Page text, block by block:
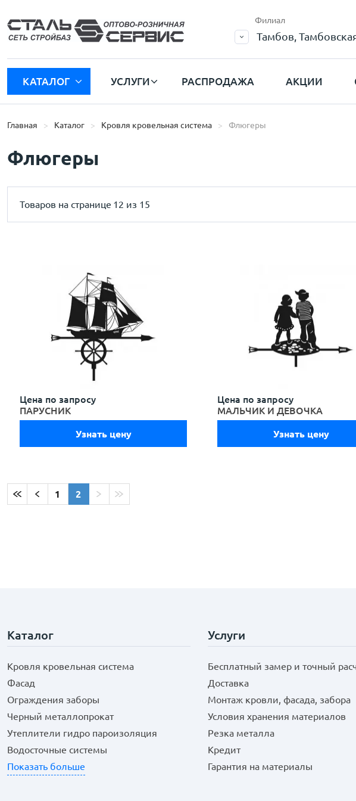
Филиал
Тамбов,
КАТАЛОГ УСЛУГИ РАСПРОДАЖА АКЦИИ
Главная Каталог Кровля кровельная система Флюгеры
Флюгеры
Товаров на странице 12 из 15
Цена по запросу
ПАРУСНИК
Узнать цену
Цена по запросу
МАЛЬЧИК И ДЕВОЧКА
Узнать цену
1 2
Каталог
Кровля кровельная система
Фасад
Ограждения заборы
Черный металлопрокат
Утеплители гидро пароизоляция
Водосточные системы
Показать больше
Услуги
Бесплатный замер и точный
Доставка
Монтаж кровли, фасада, забора
Условия хранения материалов
Резка металла
Кредит
Гарантия на материалы